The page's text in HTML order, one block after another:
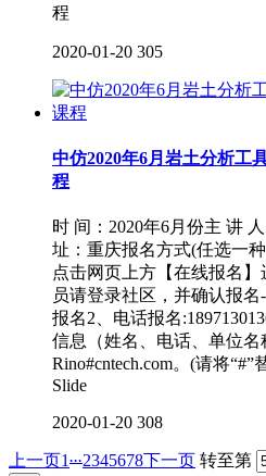
程
2020-01-20 305
中仿2020年6月岩土分析工
程
时 间：2020年6月份主 讲
址：重庆报名方式(任选一
点击网页上方【在线报名
员请登录社区，并确认报
报名2、电话报名
信息（姓名、电话、单位名
Rino#cntech.com。(请将“#”
Slide
2020-01-20 308
上一页1...2345678下一页 转至第